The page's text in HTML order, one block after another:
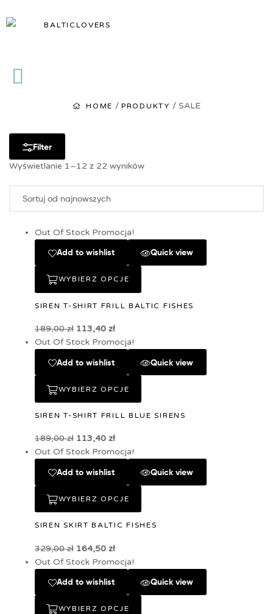
HOME / PRODUKTY / SALE
Filter
Wyświetlanie 1–12 z 22 wyników
Out Of Stock Promocja!
Add to wishlist Quick view
WYBIERZ OPCJE
SIREN T-SHIRT FRILL BALTIC FISHES
189,00zł 113,40 zł
Out Of Stock Promocja!
Add to wishlist Quick view
WYBIERZ OPCJE
SIREN T-SHIRT FRILL BLUE SIRENS
189,00zł 113,40 zł
Out Of Stock Promocja!
Add to wishlist Quick view
WYBIERZ OPCJE
SIREN SKIRT BALTIC FISHES
329,00zł 164,50 zł
Out Of Stock Promocja!
Add to wishlist Quick view
WYBIERZ OPCJE